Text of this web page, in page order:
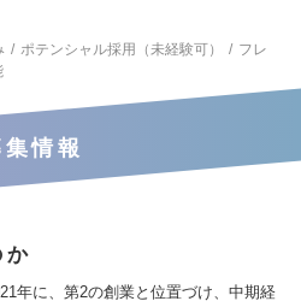
ポテンシャル採用（未経験可）
フレ
情報
か
年に、第2の創業と位置づけ、中期経